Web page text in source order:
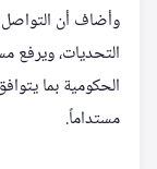
وأضاف أن التواصل
التحديات، ويرفع
الحكومية بما
مستداماً.